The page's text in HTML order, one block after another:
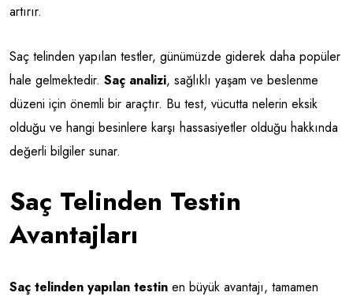
artırır.
Saç telinden yapılan testler, günümüzde giderek daha popüler
hale gelmektedir. Saç analizi, sağlıklı yaşam ve beslenme
düzeni için önemli bir araçtır. Bu test, vücutta nelerin eksik
olduğu ve hangi besinlere karşı hassasiyetler olduğu hakkında
değerli bilgiler sunar.
Saç Telinden Testin
Avantajları
Saç telinden yapılan testin en büyük avantajı, tamamen